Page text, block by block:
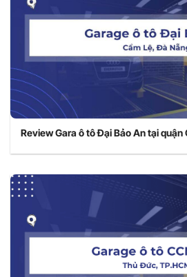
Review Gara ô tô Đại Bảo An tại quận